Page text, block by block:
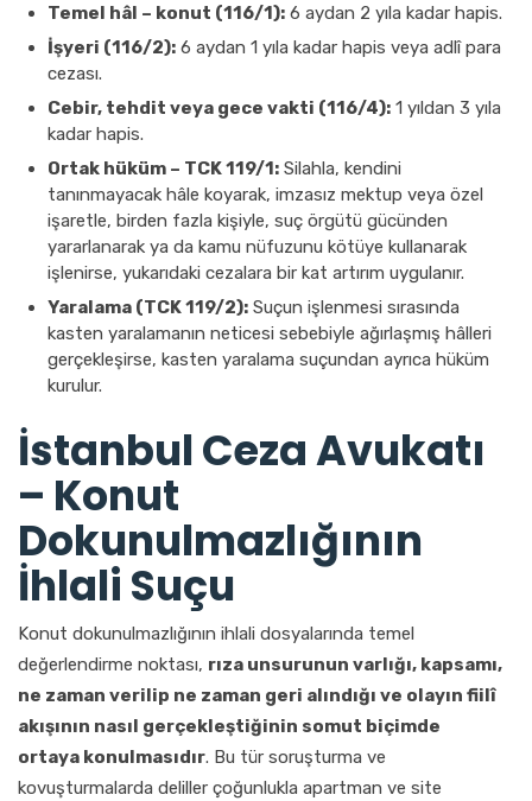
Temel hâl – konut (116/1): 6 aydan 2 yıla kadar hapis.
İşyeri (116/2): 6 aydan 1 yıla kadar hapis veya adlî para
cezası.
Cebir, tehdit veya gece vakti (116/4): 1 yıldan 3 yıla
kadar hapis.
Ortak hüküm – TCK 119/1: Silahla, kendini
tanınmayacak hâle koyarak, imzasız mektup veya özel
işaretle, birden fazla kişiyle, suç örgütü gücünden
yararlanarak ya da kamu nüfuzunu kötüye kullanarak
işlenirse, yukarıdaki cezalara bir kat artırım uygulanır.
Yaralama (TCK 119/2): Suçun işlenmesi sırasında
kasten yaralamanın neticesi sebebiyle ağırlaşmış hâlleri
gerçekleşirse, kasten yaralama suçundan ayrıca hüküm
kurulur.
İstanbul Ceza Avukatı
– Konut
Dokunulmazlığının
İhlali Suçu
Konut dokunulmazlığının ihlali dosyalarında temel
değerlendirme noktası, rıza unsurunun varlığı, kapsamı,
ne zaman verilip ne zaman geri alındığı ve olayın fiilî
akışının nasıl gerçekleştiğinin somut biçimde
ortaya konulmasıdır. Bu tür soruşturma ve
kovuşturmalarda deliller çoğunlukla apartman ve site